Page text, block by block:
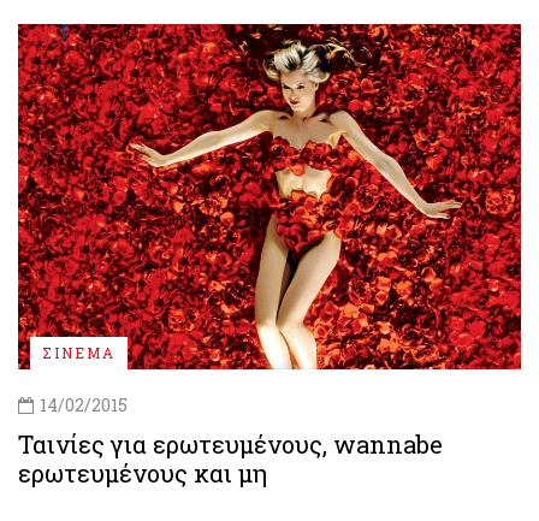
ΣΙΝΕΜΑ
14/02/2015
Ταινίες για ερωτευμένους, wannabe
ερωτευμένους και μη